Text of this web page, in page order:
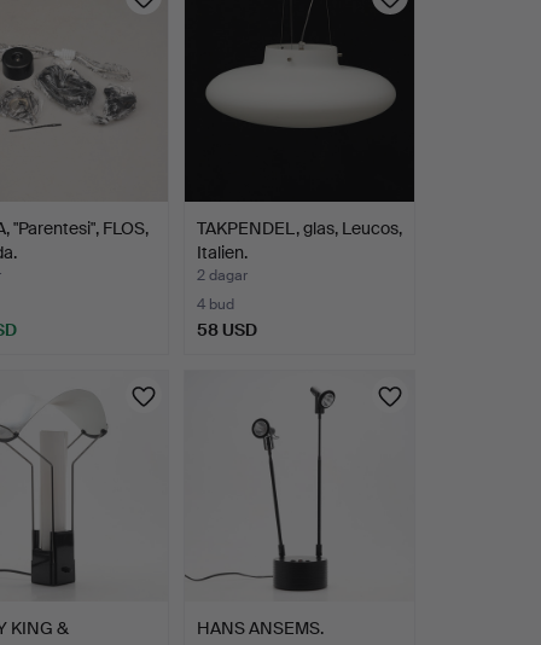
"Parentesi", FLOS,
TAKPENDEL, glas, Leucos,
Italien.
2 dagar
4 bud
58 USD
KING &
HANS ANSEMS.